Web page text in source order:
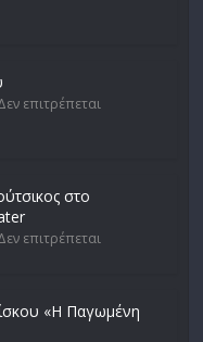
επιτρέπεται
στο
επιτρέπεται
«Η Παγωμένη